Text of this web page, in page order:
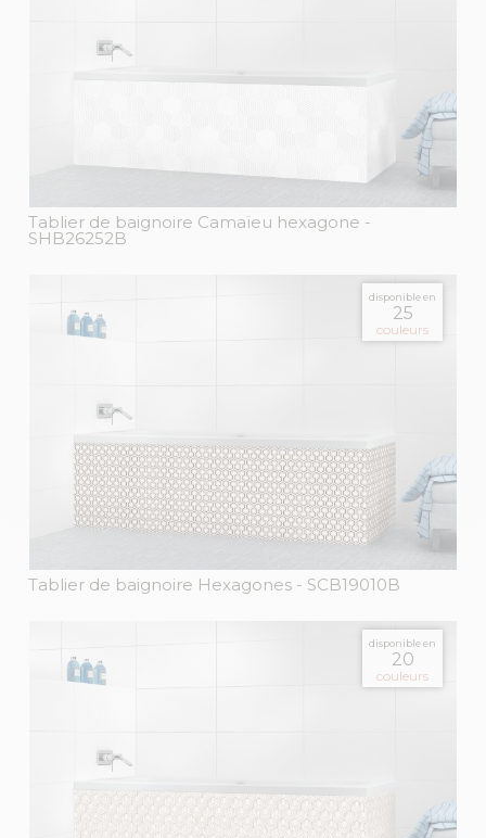
Tablier de baignoire Camaïeu hexagone -
SHB26252B
disponible en
25
couleurs
Tablier de baignoire Hexagones - SCB19010B
disponible en
20
couleurs